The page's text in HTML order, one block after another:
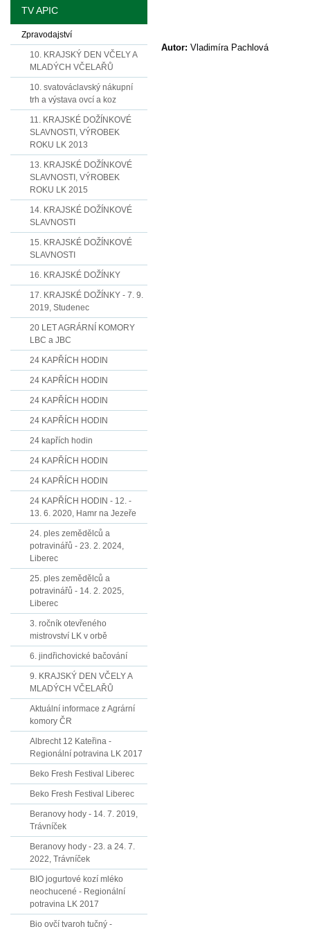
Autor: Vladimíra Pachlová
TV APIC
Zpravodajství
10. KRAJSKÝ DEN VČELY A
MLADÝCH VČELAŘŮ
10. svatováclavský nákupní
trh a výstava ovcí a koz
11. KRAJSKÉ DOŽÍNKOVÉ
SLAVNOSTI, VÝROBEK
ROKU LK 2013
13. KRAJSKÉ DOŽÍNKOVÉ
SLAVNOSTI, VÝROBEK
ROKU LK 2015
14. KRAJSKÉ DOŽÍNKOVÉ
SLAVNOSTI
15. KRAJSKÉ DOŽÍNKOVÉ
SLAVNOSTI
16. KRAJSKÉ DOŽÍNKY
17. KRAJSKÉ DOŽÍNKY - 7. 9.
2019, Studenec
20 LET AGRÁRNÍ KOMORY
LBC a JBC
24 KAPŘÍCH HODIN
24 KAPŘÍCH HODIN
24 KAPŘÍCH HODIN
24 KAPŘÍCH HODIN
24 kapřích hodin
24 KAPŘÍCH HODIN
24 KAPŘÍCH HODIN
24 KAPŘÍCH HODIN - 12. -
13. 6. 2020, Hamr na Jezeře
24. ples zemědělců a
potravinářů - 23. 2. 2024,
Liberec
25. ples zemědělců a
potravinářů - 14. 2. 2025,
Liberec
3. ročník otevřeného
mistrovství LK v orbě
6. jindřichovické bačování
9. KRAJSKÝ DEN VČELY A
MLADÝCH VČELAŘŮ
Aktuální informace z Agrární
komory ČR
Albrecht 12 Kateřina -
Regionální potravina LK 2017
Beko Fresh Festival Liberec
Beko Fresh Festival Liberec
Beranovy hody - 14. 7. 2019,
Trávníček
Beranovy hody - 23. a 24. 7.
2022, Trávníček
BIO jogurtové kozí mléko
neochucené - Regionální
potravina LK 2017
Bio ovčí tvaroh tučný -